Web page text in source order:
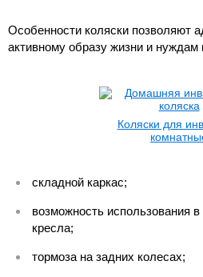
Особенности коляски позволяют
активному образу жизни и нуждам
Коляски для
складной каркас;
возможность использования
кресла;
тормоза на задних колесах;